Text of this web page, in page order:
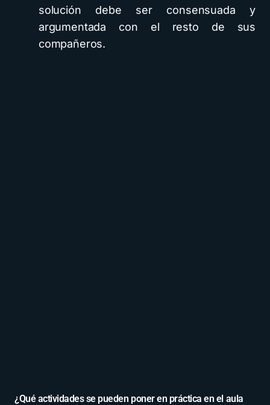
solución debe ser consensuada y
argumentada con el resto de sus
compañeros.
¿Qué actividades se pueden poner en práctica en el aula